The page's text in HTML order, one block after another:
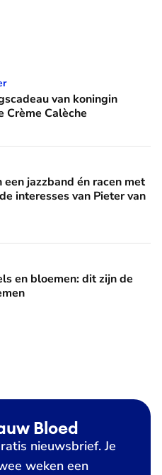
Wilhelmina: de
van koningin
Crème Calèche
én racen met auto's: dit zijn
jazzband én racen met
interesses van Pieter van
dit zijn de Spaanse diademen
en bloemen: dit zijn de
Bloed
nieuwsbrief. Je
weken een